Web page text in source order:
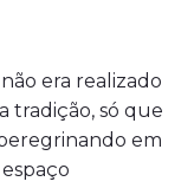
era realizado
tradição, só que
em